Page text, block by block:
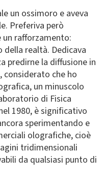
un ossimoro e aveva
Preferiva però
rafforzamento:
realtà. Dedicava
predirne la diffusione in
considerato che ho
un minuscolo
di Fisica
1980, è significativo
sperimentando e
olografiche, cioè
tridimensionali
da qualsiasi punto di